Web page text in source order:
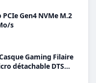
PCIe Gen4 NVMe M.2
s
Gaming Filaire
détachable DTS